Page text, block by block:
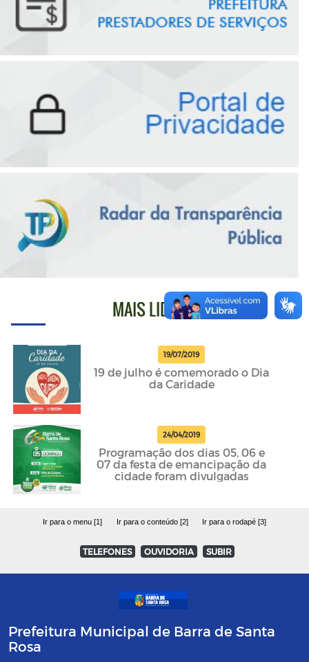
MAIS LIDAS
19/07/2019
19 de julho é comemorado o Dia
da Caridade
24/04/2019
Programação dos dias 05, 06 e
07 da festa de emancipação da
cidade foram divulgadas
Ir para o menu [1] Ir para o conteúdo [2] Ir para o rodapé [3]
TELEFONES OUVIDORIA SUBIR
Prefeitura Municipal de Barra de Santa
Rosa